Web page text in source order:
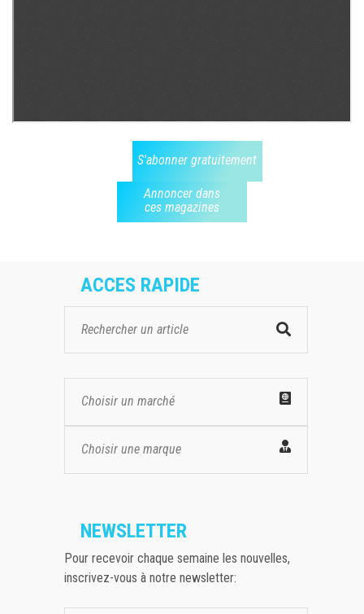
S'abonner gratuitement
Annoncer dans
ces magazines
ACCES RAPIDE
Choisir un marché
Choisir une marque
NEWSLETTER
Pour recevoir chaque semaine les nouvelles,
inscrivez-vous à notre newsletter: